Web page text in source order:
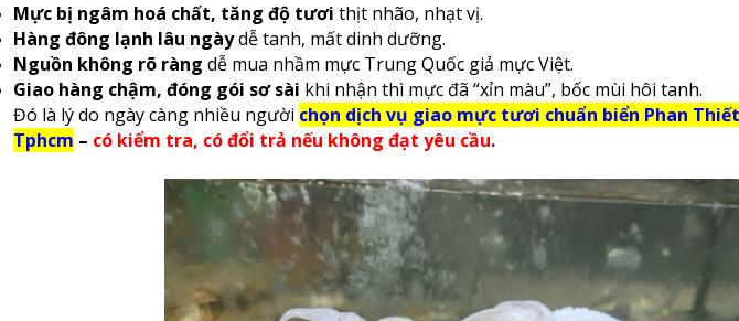
Mực bị ngâm hoá chất, tăng độ tươi thịt nhão, nhạt vị.
Hàng đông lạnh lâu ngàydễ tanh, mất dinh dưỡng.
Nguồn không rõ ràng dễ mua nhầm mực Trung Quốc giả mực Việt.
Giao hàng chậm, đóng gói sơ sài khi nhận thì mực đã “xỉn màu”, bốc mùi hôi tanh.
Đó là lý do ngày càng nhiều người chọn dịch vụ giao mực tươi chuẩn biển Phan
Tphcm – có kiểm tra, có đổi trả nếu không đạt yêu cầu.